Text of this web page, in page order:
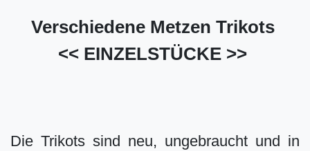
Verschiedene Metzen Trikots
<< EINZELSTÜCKE >>
Die Trikots sind neu, ungebraucht und in